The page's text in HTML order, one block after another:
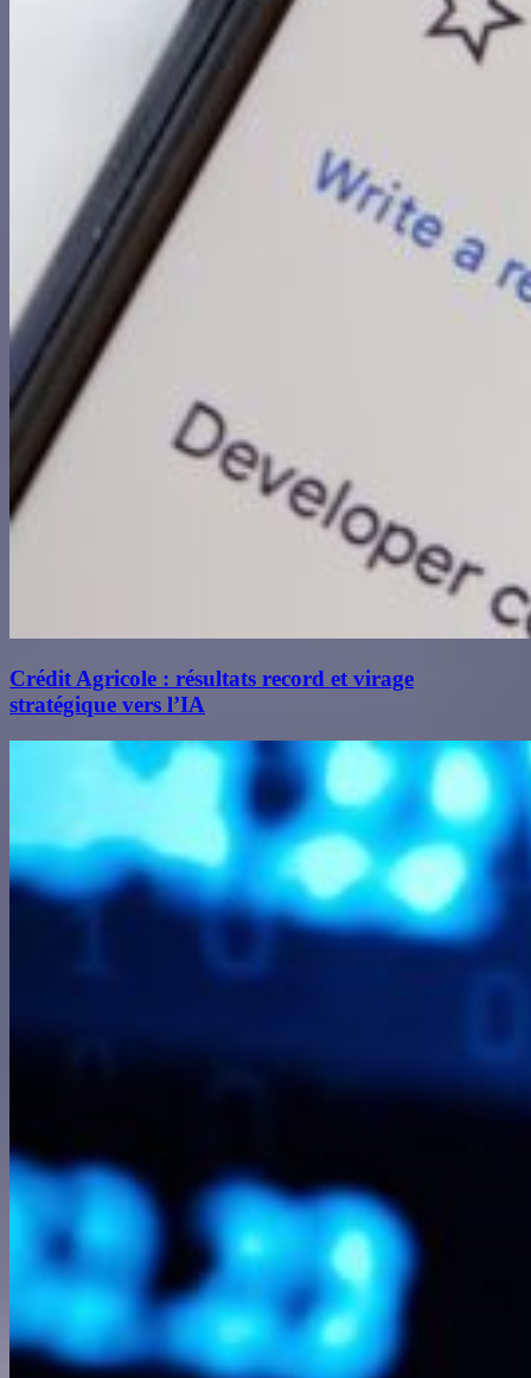
Crédit Agricole : résultats record et virage
stratégique vers l’IA